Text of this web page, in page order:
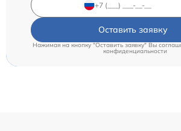
Оставить заявку
Нажимая на кнопку "Оставить заявку" Вы
конфиденциальности